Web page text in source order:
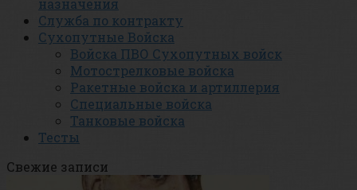
Служба по контракту
Сухопутные Войска
Войска ПВО Сухопутных войск
Мотострелковые войска
Ракетные войска и артиллерия
Специальные войска
Танковые войска
Тесты
Свежие записи